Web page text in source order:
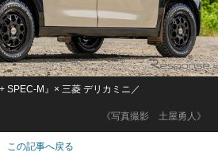
《写真撮影 土屋勇人》
SPEC-M』× 三菱 デリカミニ／
この記事へ戻る